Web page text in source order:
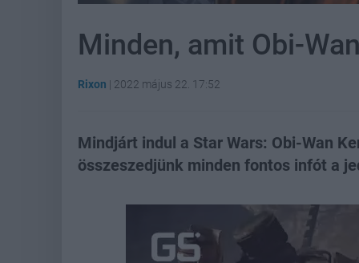
Minden, amit Obi-
Rixon | 2022 május 22. 17:52
Mindjárt indul a Star Wars: Obi-Wan
összeszedjünk minden fontos infót a